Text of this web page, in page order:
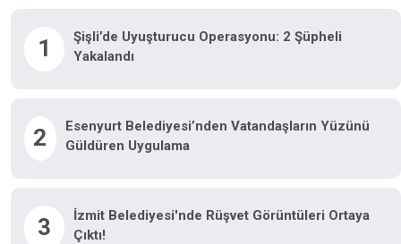
1
Şişli’de Uyuşturucu Operasyonu: 2 Şüpheli
Yakalandı
2
Esenyurt Belediyesi’nden Vatandaşların Yüzünü
Güldüren Uygulama
3
İzmit Belediyesi'nde Rüşvet Görüntüleri Ortaya
Çıktı!